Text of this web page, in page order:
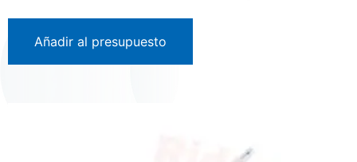
Añadir al presupuesto